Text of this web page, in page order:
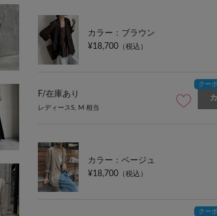
カラー：ブラウン
¥18,700 （税込）
F/在庫あり
レディースS, M 相当
カラー：ベージュ
¥18,700 （税込）